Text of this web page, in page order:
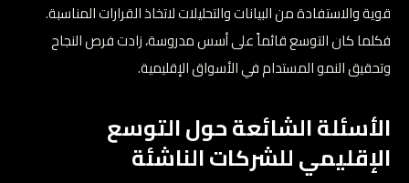
قوية والاستفادة من البيانات والتحليلات لاتخاذ القرارات المناسبة.
فكلما كان التوسع قائماً على أسس مدروسة، زادت فرص النجاح
وتحقيق النمو المستدام في الأسواق الإقليمية.
الأسئلة الشائعة حول التوسع
الإقليمي للشركات الناشئة